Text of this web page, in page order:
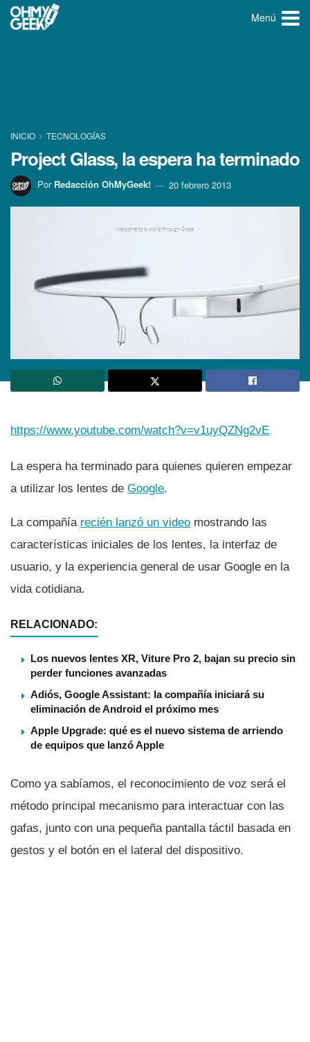
Menú
INICIO TECNOLOGÍ­AS
Project Glass, la espera ha terminado
Por Redacción OhMyGeek! 20 febrero 2013
https://www.youtube.com/watch?v=v1uyQZNg2vE
La espera ha terminado para quienes quieren empezar
a utilizar los lentes de Google.
La compañí­a recién lanzó un video mostrando las
caracterí­sticas iniciales de los lentes, la interfaz de
usuario, y la experiencia general de usar Google en la
vida cotidiana.
RELACIONADO:
Los nuevos lentes XR, Viture Pro 2, bajan su precio sin
perder funciones avanzadas
Adiós, Google Assistant: la compañía iniciará su
eliminación de Android el próximo mes
Apple Upgrade: qué es el nuevo sistema de arriendo
de equipos que lanzó Apple
Como ya sabí­amos, el reconocimiento de voz será el
método principal mecanismo para interactuar con las
gafas, junto con una pequeña pantalla táctil basada en
gestos y el botón en el lateral del dispositivo.